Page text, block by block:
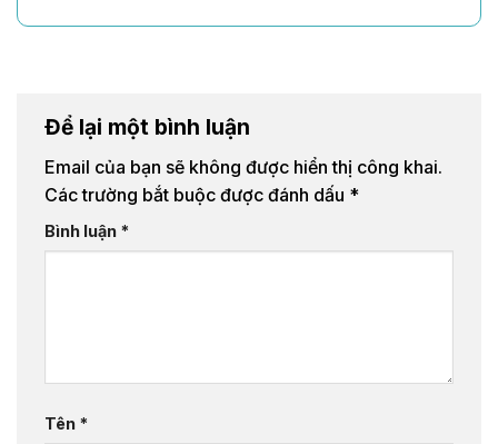
Để lại một bình luận
Email của bạn sẽ không được hiển thị công khai.
Các trường bắt buộc được đánh dấu *
Bình luận *
Tên *